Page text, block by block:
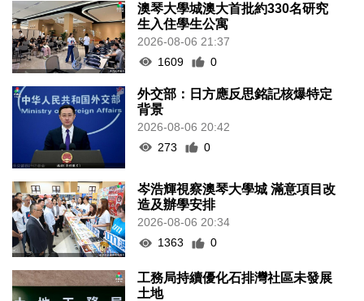
澳琴大學城澳大首批約330名研究
生入住學生公寓
2026-08-06 21:37
1609
0
外交部：日方應反思銘記核爆特定
背景
2026-08-06 20:42
273
0
岑浩輝視察澳琴大學城 滿意項目改
造及辦學安排
2026-08-06 20:34
1363
0
工務局持續優化石排灣社區未發展
土地